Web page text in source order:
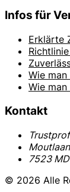
Infos für
Erklärte
Wie
Wie
Kontakt
7523
© 2026 Alle